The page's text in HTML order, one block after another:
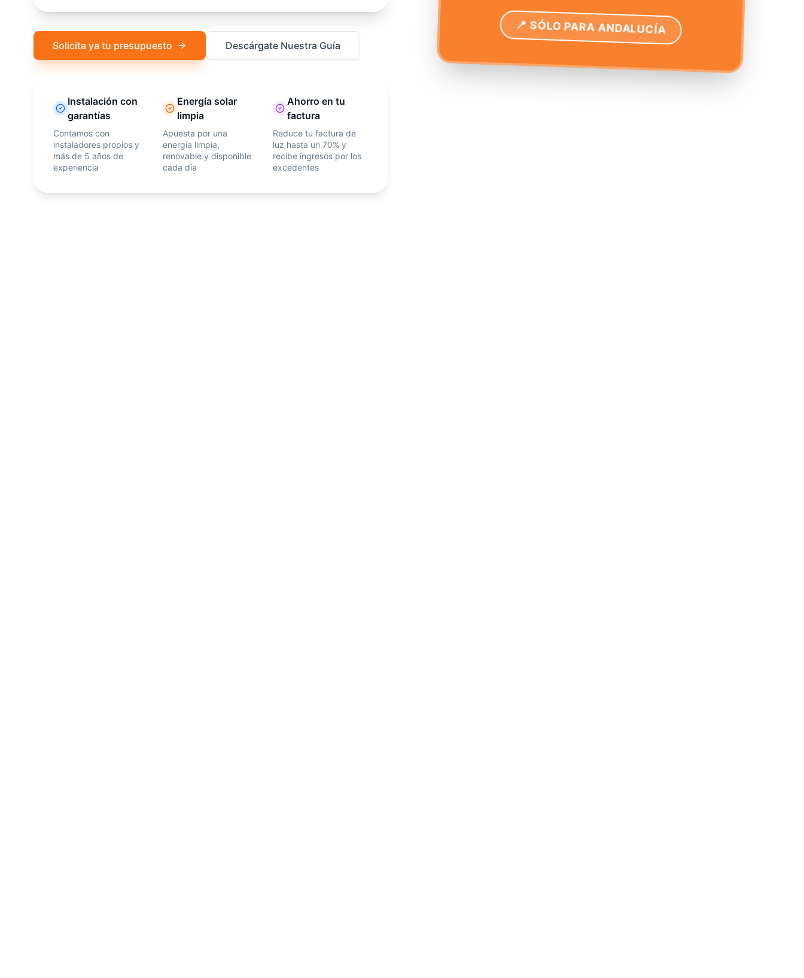
Solicita ya tu presupuesto Descárgate Nuestra Guía
Instalación con
garantías
Contamos con
instaladores propios y
más de 5 años de
experiencia
Energía solar
limpia
Apuesta por una
energía limpia,
renovable y disponible
cada día
Ahorro en tu
factura
Reduce tu factura de
luz hasta un 70% y
recibe ingresos por los
excedentes
📍 SÓLO PARA ANDALUCÍA